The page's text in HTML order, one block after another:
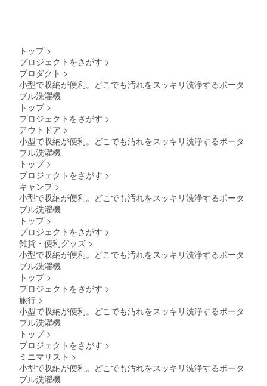
トップ >
プロジェクトをさがす >
プロダクト >
小型で収納が便利。どこでも汚れをスッキリ洗浄するポータ
ブル洗濯機
トップ >
プロジェクトをさがす >
アウトドア >
小型で収納が便利。どこでも汚れをスッキリ洗浄するポータ
ブル洗濯機
トップ >
プロジェクトをさがす >
キャンプ >
小型で収納が便利。どこでも汚れをスッキリ洗浄するポータ
ブル洗濯機
トップ >
プロジェクトをさがす >
雑貨・便利グッズ >
小型で収納が便利。どこでも汚れをスッキリ洗浄するポータ
ブル洗濯機
トップ >
プロジェクトをさがす >
旅行 >
小型で収納が便利。どこでも汚れをスッキリ洗浄するポータ
ブル洗濯機
トップ >
プロジェクトをさがす >
ミニマリスト >
小型で収納が便利。どこでも汚れをスッキリ洗浄するポータ
ブル洗濯機